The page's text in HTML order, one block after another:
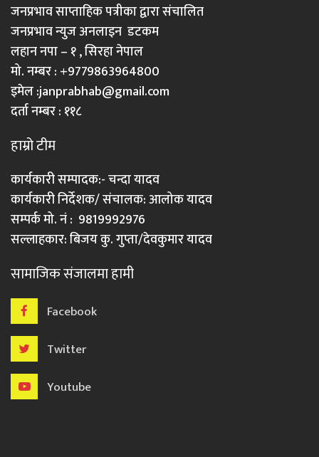
जनप्रभाव साप्ताहिक पत्रीका द्वारा संचालित
जनप्रभाव न्युज अनलाइन डटकम
लहान नपा – १ , सिरहा नेपाल
मो. नम्बर : +9779863964800
इमेल :janprabhab@gmail.com
दर्ता नम्बर : ११८
हाम्रो टीम
कार्यकारी सम्पादक:- चन्दा यादव
कार्यकारी निर्देशक/ संचालक: आलोक यादव
सम्पर्क मो. नं : 9819992976
सल्लाहकार: बिजय कु. गुप्ता/देवकुमार यादव
सामाजिक संजालमा हामी
Facebook
Twitter
Youtube